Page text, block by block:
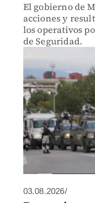
El gobierno de
acciones y
los operativos
de Seguridad.
03.08.2026/